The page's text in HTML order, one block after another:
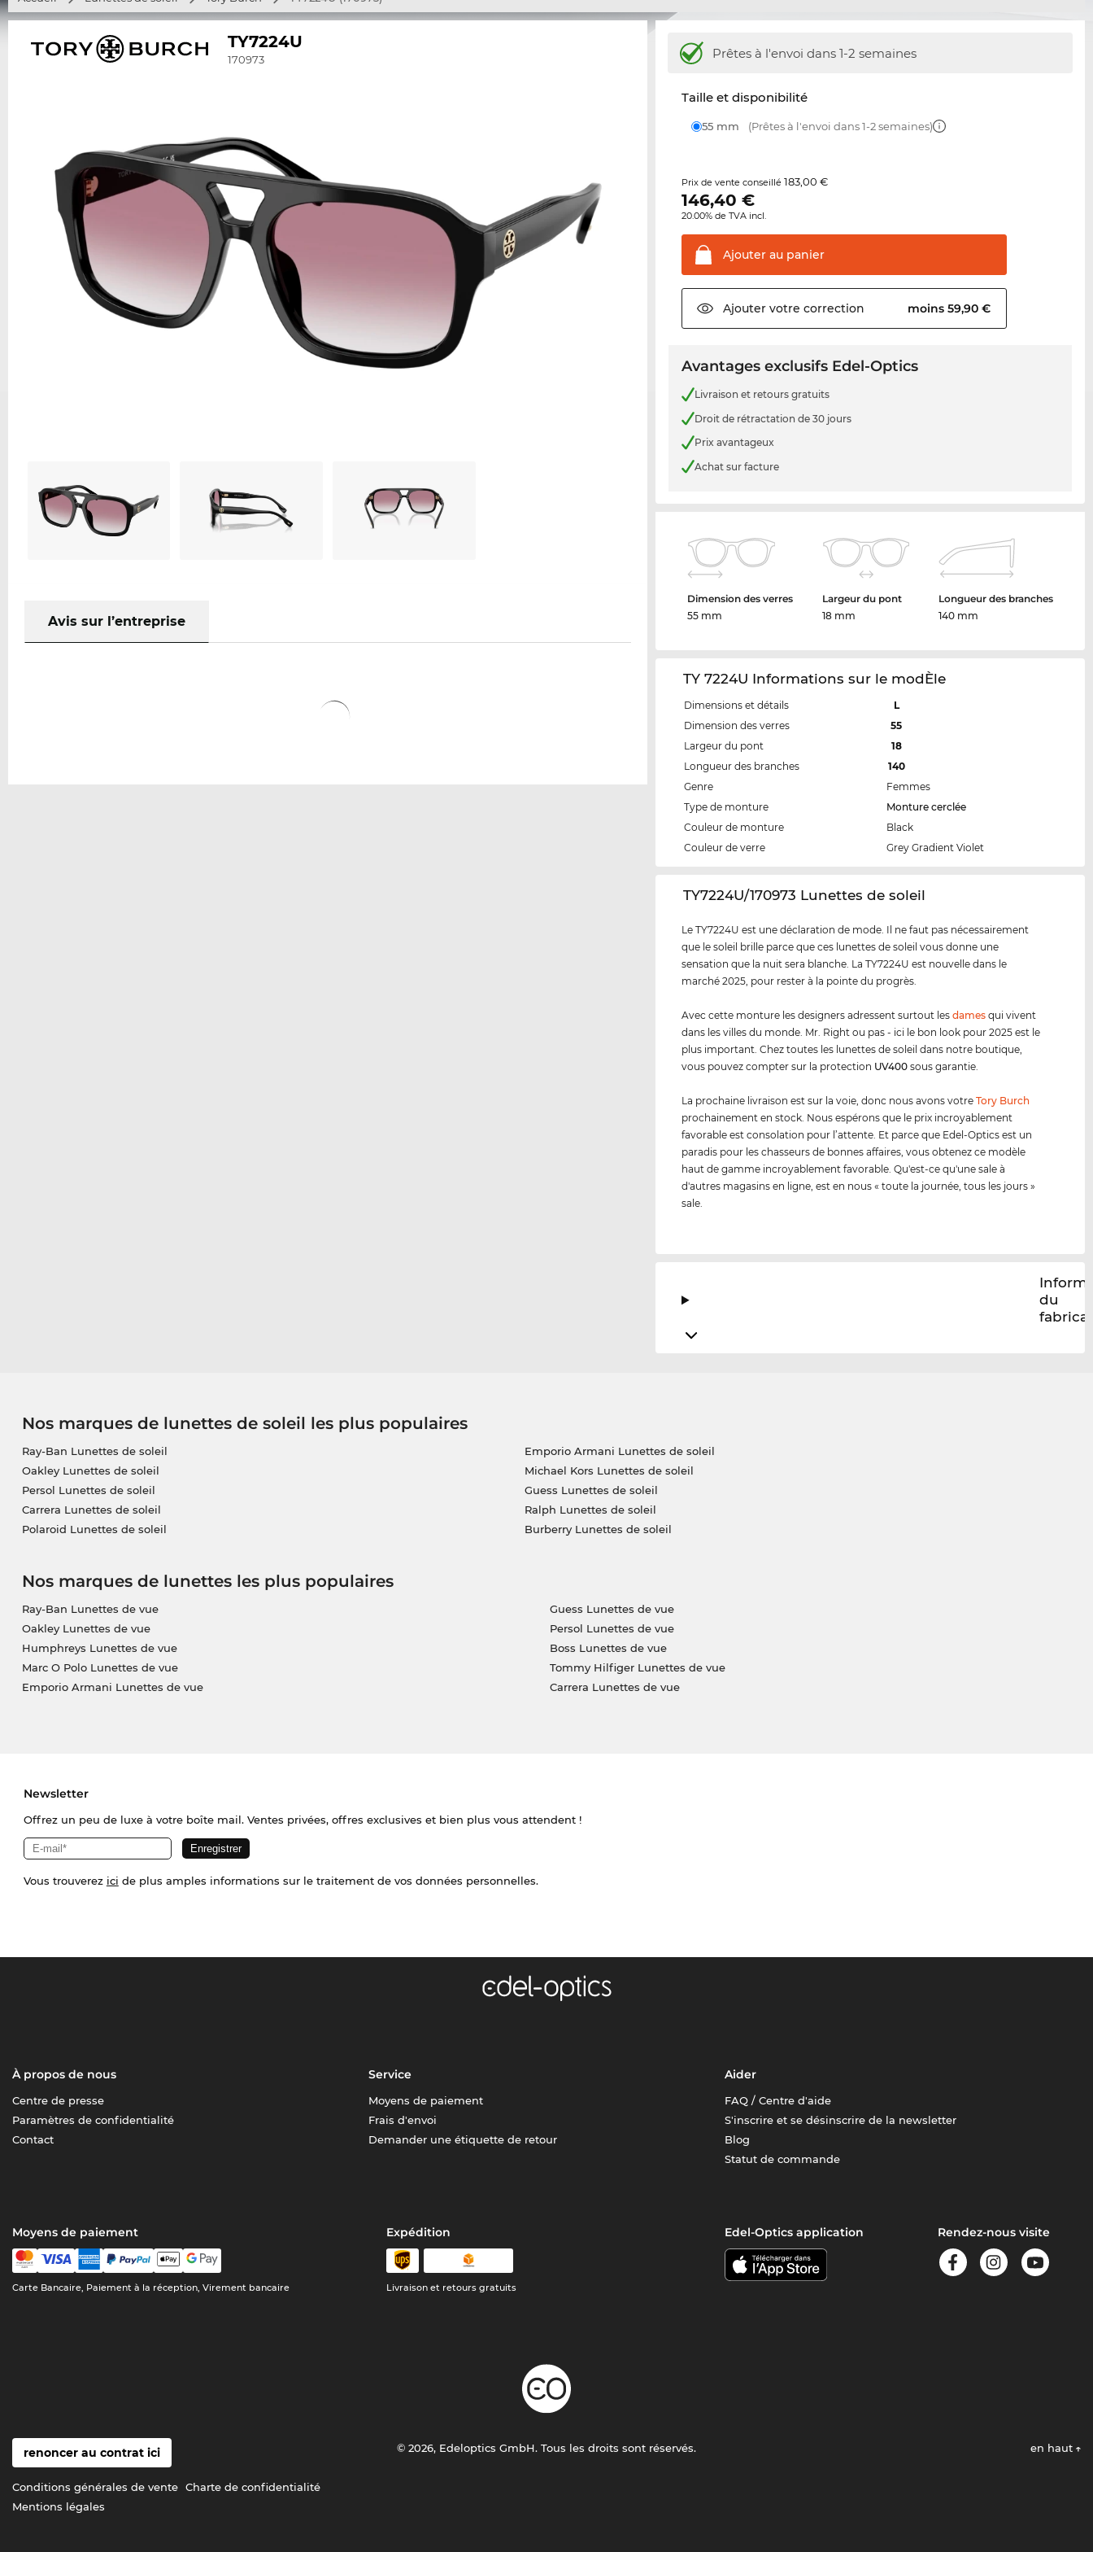
TY7224U
170973
Avis sur l’entreprise
Prêtes à l'envoi dans 1-2 semaines
Taille et disponibilité
55 mm (Prêtes à l'envoi dans 1-2 semaines)
Prix de vente conseillé183,00 €
146,40 €
20.00% de TVA incl.
Ajouter au panier
Ajouter votre correction moins 59,90 €
Avantages exclusifs Edel-Optics
Livraison et retours gratuits
Droit de rétractation de 30 jours
Prix avantageux
Achat sur facture
Dimension des verres
55 mm
Largeur du pont
18 mm
Longueur des branches
140 mm
TY 7224U Informations sur le modÈle
Dimensions et détails
L
Dimension des verres
55
Largeur du pont
18
Longueur des branches
140
Genre
Femmes
Type de monture
Monture cerclée
Couleur de monture
Black
Couleur de verre
Grey Gradient Violet
‌TY7224U/170973 Lunettes de soleil
Le TY7224U est une déclaration de mode. Il ne faut pas nécessairement
que le soleil brille parce que ces lunettes de soleil vous donne une
sensation que la nuit sera blanche. La TY7224U est nouvelle dans le
marché 2025, pour rester à la pointe du progrès.
Avec cette monture les designers adressent surtout lesdames qui vivent
dans les villes du monde. Mr. Right ou pas - ici le bon look pour 2025 est le
plus important. Chez toutes les lunettes de soleil dans notre boutique,
vous pouvez compter sur la protection UV400 sous garantie.
La prochaine livraison est sur la voie, donc nous avons votreTory Burch
prochainement en stock. Nous espérons que le prix incroyablement
favorable est consolation pour l’attente. Et parce que Edel-Optics est un
paradis pour les chasseurs de bonnes affaires, vous obtenez ce modèle
haut de gamme incroyablement favorable. Qu'est-ce qu'une sale à
d'autres magasins en ligne, est en nous « toute la journée, tous les jours »
sale.
du
Nos marques de lunettes de soleil les plus populaires
Ray-Ban Lunettes de soleil
Oakley Lunettes de soleil
Persol Lunettes de soleil
Carrera Lunettes de soleil
Polaroid Lunettes de soleil
Emporio Armani Lunettes de soleil
Michael Kors Lunettes de soleil
Guess Lunettes de soleil
Ralph Lunettes de soleil
Burberry Lunettes de soleil
Nos marques de lunettes les plus populaires
Ray-Ban Lunettes de vue
Oakley Lunettes de vue
Humphreys Lunettes de vue
Marc O Polo Lunettes de vue
Emporio Armani Lunettes de vue
Guess Lunettes de vue
Persol Lunettes de vue
Boss Lunettes de vue
Tommy Hilfiger Lunettes de vue
Carrera Lunettes de vue
Newsletter
Offrez un peu de luxe à votre boîte mail. Ventes privées, offres exclusives et bien plus vous attendent !
Vous trouverez ici de plus amples informations sur le traitement de vos données personnelles.
À propos de nous
Centre de presse
Paramètres de confidentialité
Contact
Service
Moyens de paiement
Frais d'envoi
Demander une étiquette de retour
Aider
FAQ / Centre d'aide
S'inscrire et se désinscrire de la newsletter
Blog
Statut de commande
Moyens de paiement
Carte Bancaire, Paiement à la réception, Virement bancaire
Expédition
Livraison et retours gratuits
Edel-Optics application Rendez-nous visite
renoncer au contrat ici
Conditions générales de vente Charte de confidentialité
Mentions légales
© 2026, Edeloptics GmbH. Tous les droits sont réservés. en haut